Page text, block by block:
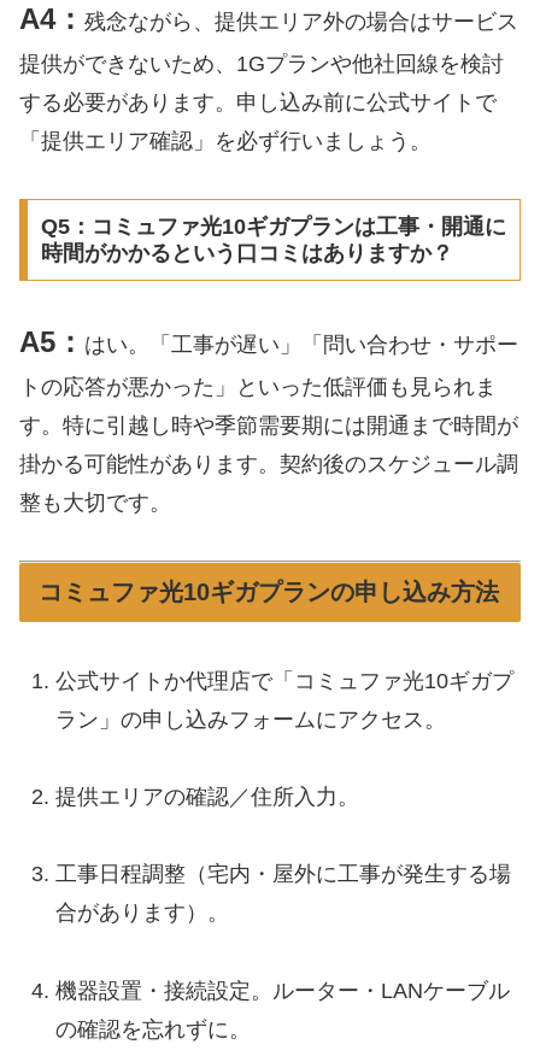
A4： 残念ながら、提供エリア外の場合はサービス
提供ができないため、1Gプランや他社回線を検討
する必要があります。申し込み前に公式サイトで
「提供エリア確認」を必ず行いましょう。
Q5：コミュファ光10ギガプランは工事・開通に
時間がかかるという口コミはありますか？
A5： はい。「工事が遅い」「問い合わせ・サポー
トの応答が悪かった」といった低評価も見られま
す。特に引越し時や季節需要期には開通まで時間が
掛かる可能性があります。契約後のスケジュール調
整も大切です。
コミュファ光10ギガプランの申し込み方法
公式サイトか代理店で「コミュファ光10ギガプ
ラン」の申し込みフォームにアクセス。
提供エリアの確認／住所入力。
工事日程調整（宅内・屋外に工事が発生する場
合があります）。
機器設置・接続設定。ルーター・LANケーブル
の確認を忘れずに。